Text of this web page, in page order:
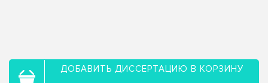
ДОБАВИТЬ ДИССЕРТАЦИЮ В КОРЗИНУ